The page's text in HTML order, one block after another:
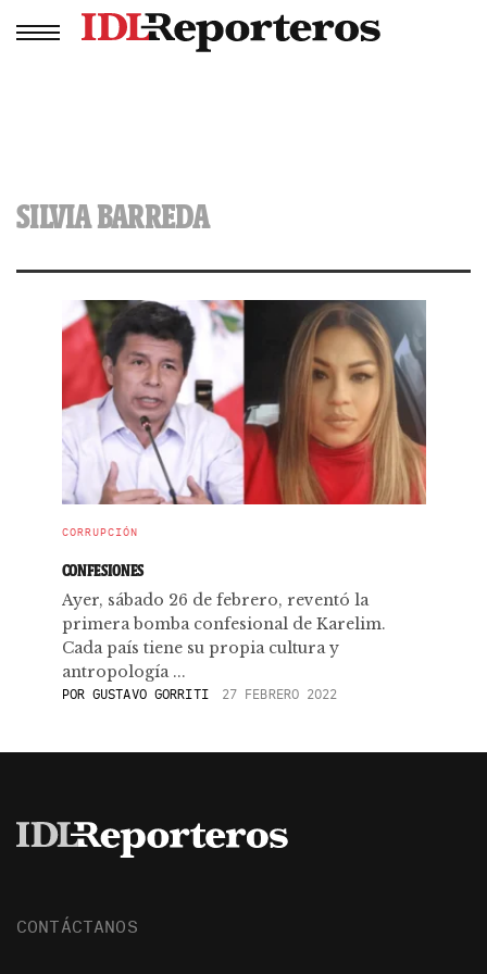
SILVIA BARREDA
CORRUPCIÓN
CONFESIONES
Ayer, sábado 26 de febrero, reventó la
primera bomba confesional de Karelim.
Cada país tiene su propia cultura y
antropología ...
POR GUSTAVO GORRITI 27 FEBRERO 2022
CONTÁCTANOS